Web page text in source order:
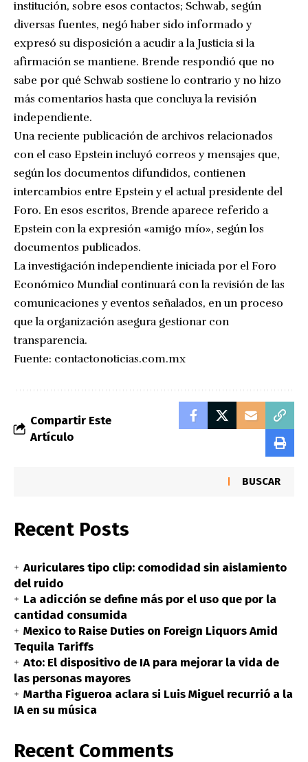
institución, sobre esos contactos; Schwab, según
diversas fuentes, negó haber sido informado y
expresó su disposición a acudir a la Justicia si la
afirmación se mantiene. Brende respondió que no
sabe por qué Schwab sostiene lo contrario y no hizo
más comentarios hasta que concluya la revisión
independiente.
Una reciente publicación de archivos relacionados
con el caso Epstein incluyó correos y mensajes que,
según los documentos difundidos, contienen
intercambios entre Epstein y el actual presidente del
Foro. En esos escritos, Brende aparece referido a
Epstein con la expresión «amigo mío», según los
documentos publicados.
La investigación independiente iniciada por el Foro
Económico Mundial continuará con la revisión de las
comunicaciones y eventos señalados, en un proceso
que la organización asegura gestionar con
transparencia.
Fuente: contactonoticias.com.mx
Compartir Este
Artículo
BUSCAR
Recent Posts
Auriculares tipo clip: comodidad sin aislamiento
del ruido
La adicción se define más por el uso que por la
cantidad consumida
Mexico to Raise Duties on Foreign Liquors Amid
Tequila Tariffs
Ato: El dispositivo de IA para mejorar la vida de
las personas mayores
Martha Figueroa aclara si Luis Miguel recurrió a la
IA en su música
Recent Comments